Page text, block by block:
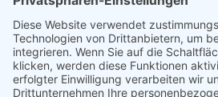
MEDIEN & PRESSE
Informationsfalter
Informativ
Otternet
natur & land